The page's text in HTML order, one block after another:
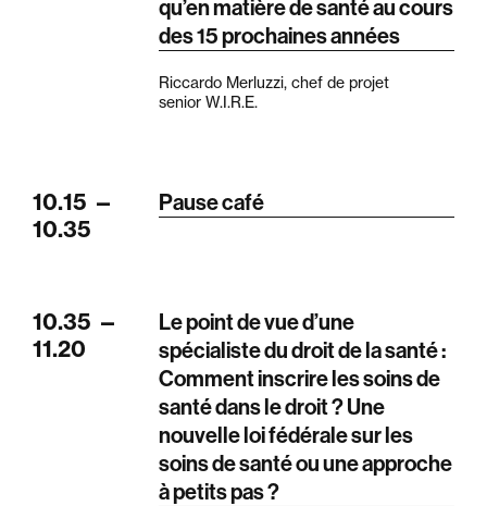
qu’en matière de santé au cours
des 15 prochaines années
Riccardo Merluzzi, chef de projet
senior W.I.R.E.
10.15 —
10.35
Pause café
10.35 —
11.20
Le point de vue d’une
spécialiste du droit de la santé :
Comment inscrire les soins de
santé dans le droit ? Une
nouvelle loi fédérale sur les
soins de santé ou une approche
à petits pas ?